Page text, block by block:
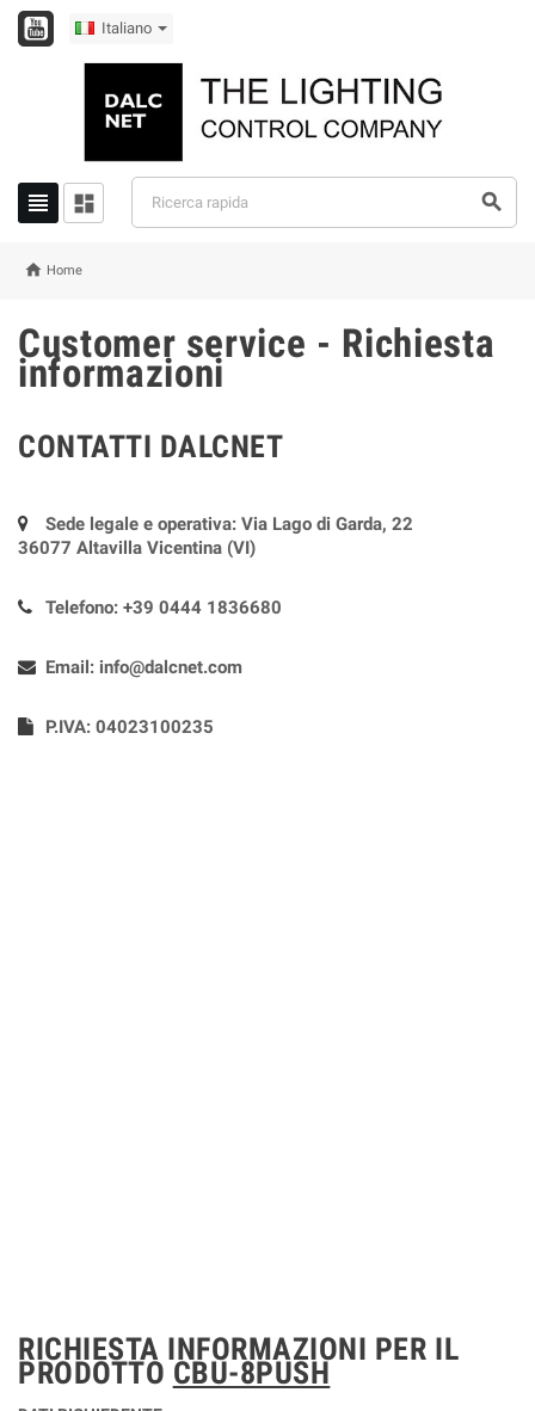
Italiano
  
 Home
Customer service - Richiesta
informazioni
CONTATTI DALCNET
Sede legale e operativa: Via Lago di Garda, 22
36077 Altavilla Vicentina (VI)
Telefono: +39 0444 1836680
Email: info@dalcnet.com
P.IVA: 04023100235
RICHIESTA INFORMAZIONI PER IL
PRODOTTO CBU-8PUSH